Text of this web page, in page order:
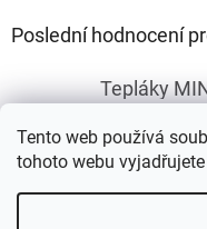
Tento web používá
tohoto webu
Poslední hodnocení
Tepláky